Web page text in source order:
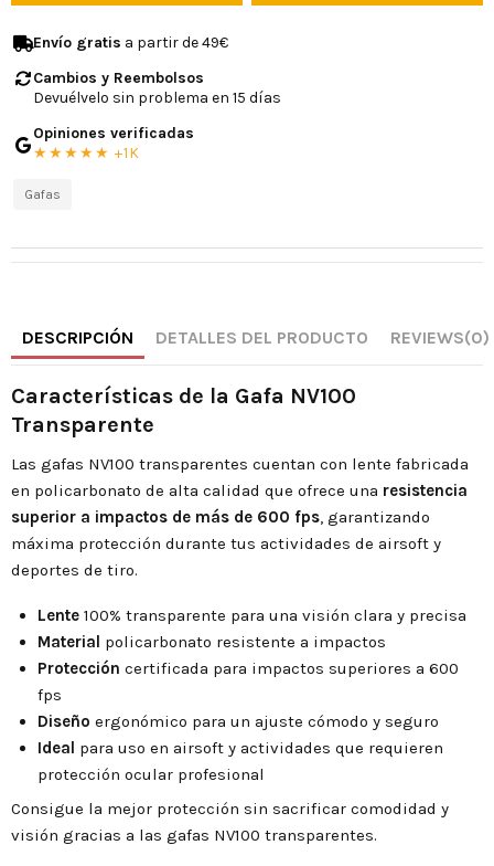
Envío gratis a partir de 49€
Cambios y Reembolsos
Devuélvelo sin problema en 15 días
Opiniones verificadas
★★★★★ +1K
Gafas
DESCRIPCIÓN DETALLES DEL PRODUCTO REVIEWS(0)
Características de la Gafa NV100
Transparente
Las gafas NV100 transparentes cuentan con lente fabricada
en policarbonato de alta calidad que ofrece una resistencia
superior a impactos de más de 600 fps, garantizando
máxima protección durante tus actividades de airsoft y
deportes de tiro.
Lente 100% transparente para una visión clara y precisa
Material policarbonato resistente a impactos
Protección certificada para impactos superiores a 600
fps
Diseño ergonómico para un ajuste cómodo y seguro
Ideal para uso en airsoft y actividades que requieren
protección ocular profesional
Consigue la mejor protección sin sacrificar comodidad y
visión gracias a las gafas NV100 transparentes.